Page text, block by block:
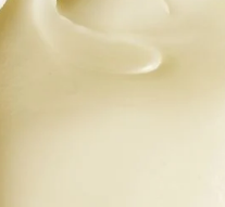
Distributors
Web Order
English